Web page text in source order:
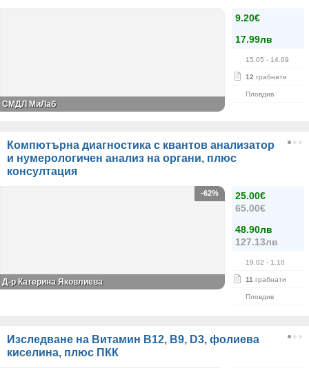
9.20€
17.99лв
15.05 - 14.09
12 грабнати
Пловдив
СМДЛ МиЛаб
Компютърна диагностика с квантов анализатор
и нумерологичен анализ на органи, плюс
консултация
25.00€
65.00€
48.90лв
127.13лв
19.02 - 1.10
11 грабнати
Пловдив
-62%
Д-р Катерина Яковлиева
Изследване на Витамин В12, В9, D3, фолиева
киселина, плюс ПКК